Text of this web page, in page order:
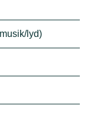
lyd)